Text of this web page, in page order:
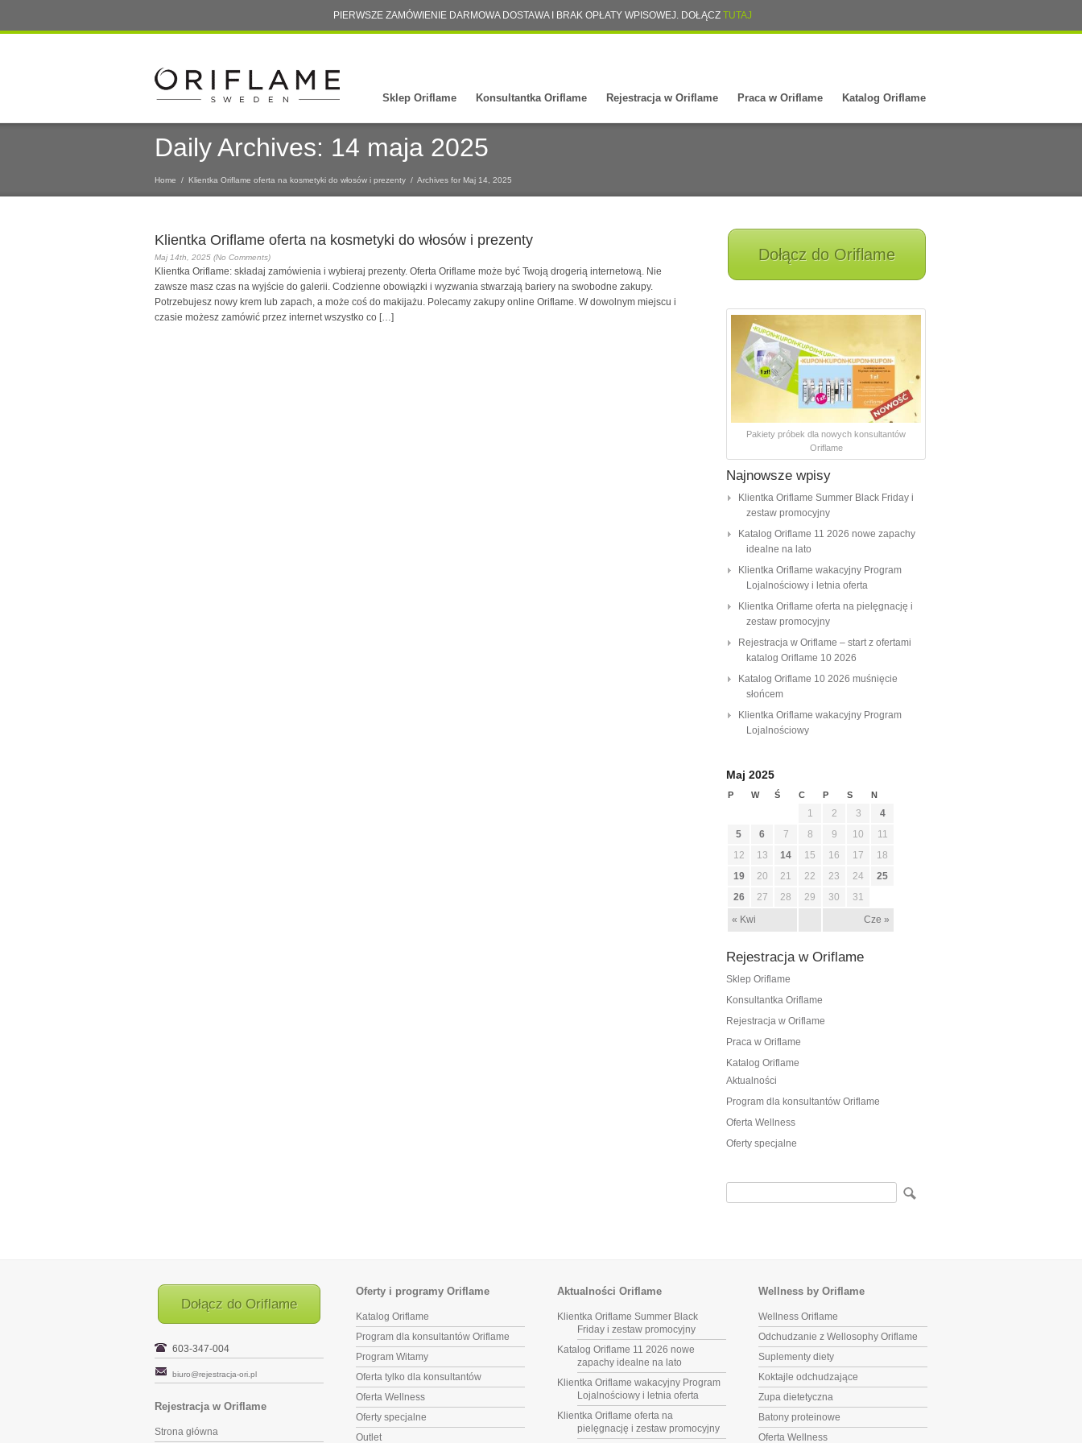
PIERWSZE ZAMÓWIENIE DARMOWA DOSTAWA I BRAK OPŁATY WPISOWEJ. DOŁĄCZ TUTAJ
Sklep Oriflame Konsultantka Oriflame Rejestracja w Oriflame Praca w Oriflame Katalog Oriflame
Daily Archives: 14 maja 2025
Home / Klientka Oriflame oferta na kosmetyki do włosów i prezenty / Archives for Maj 14, 2025
Klientka Oriflame oferta na kosmetyki do włosów i prezenty
Maj 14th, 2025 (No Comments)
Klientka Oriflame: składaj zamówienia i wybieraj prezenty. Oferta Oriflame może być Twoją drogerią internetową. Nie
zawsze masz czas na wyjście do galerii. Codzienne obowiązki i wyzwania stwarzają bariery na swobodne zakupy.
Potrzebujesz nowy krem lub zapach, a może coś do makijażu. Polecamy zakupy online Oriflame. W dowolnym miejscu i
czasie możesz zamówić przez internet wszystko co […]
Dołącz do Oriflame
Pakiety próbek dla nowych konsultantów
Oriflame
Najnowsze wpisy
Klientka Oriflame Summer Black Friday i
zestaw promocyjny
Katalog Oriflame 11 2026 nowe zapachy
idealne na lato
Klientka Oriflame wakacyjny Program
Lojalnościowy i letnia oferta
Klientka Oriflame oferta na pielęgnację i
zestaw promocyjny
Rejestracja w Oriflame – start z ofertami
katalog Oriflame 10 2026
Katalog Oriflame 10 2026 muśnięcie
słońcem
Klientka Oriflame wakacyjny Program
Lojalnościowy
Maj 2025
P W Ś C P S N
« Kwi Cze »
1 2 3
4
5
6 7 8 9 10
11
12
13 14 15 16 17
18
19
20 21 22 23 24
25
26
27 28 29 30 31
Rejestracja w Oriflame
Sklep Oriflame
Konsultantka Oriflame
Rejestracja w Oriflame
Praca w Oriflame
Katalog Oriflame
Aktualności
Program dla konsultantów Oriflame
Oferta Wellness
Oferty specjalne
Dołącz do Oriflame
603-347-004
biuro@rejestracja-ori.pl
Rejestracja w Oriflame
Strona główna
Oferty i programy Oriflame
Katalog Oriflame
Program dla konsultantów Oriflame
Program Witamy
Oferta tylko dla konsultantów
Oferta Wellness
Oferty specjalne
Outlet
Aktualności Oriflame
Klientka Oriflame Summer Black
Friday i zestaw promocyjny
Katalog Oriflame 11 2026 nowe
zapachy idealne na lato
Klientka Oriflame wakacyjny Program
Lojalnościowy i letnia oferta
Klientka Oriflame oferta na
pielęgnację i zestaw promocyjny
Wellness by Oriflame
Wellness Oriflame
Odchudzanie z Wellosophy Oriflame
Suplementy diety
Koktajle odchudzające
Zupa dietetyczna
Batony proteinowe
Oferta Wellness